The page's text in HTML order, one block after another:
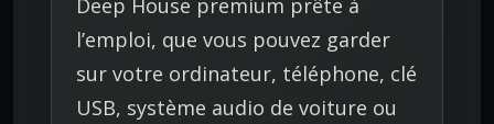
Deep House premium prête à
l’emploi, que vous pouvez garder
sur votre ordinateur, téléphone, clé
USB, système audio de voiture ou